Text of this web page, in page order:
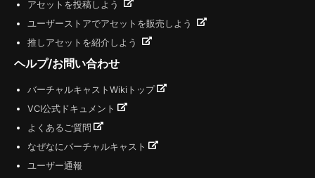
アセットを投稿しよう
ユーザーストアでアセットを販売しよう
推しアセットを紹介しよう
ヘルプ/お問い合わせ
バーチャルキャストWikiトップ
VCI公式ドキュメント
よくあるご質問
なぜなにバーチャルキャスト
ユーザー通報